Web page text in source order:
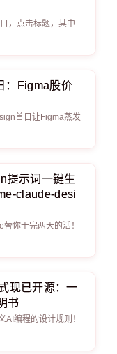
，点击标题，其中
：Figma股价
首日让Figma蒸发
提示词一键生
claude-desi
你干完两天的活！
现已开源：一
书
编程的设计规则！